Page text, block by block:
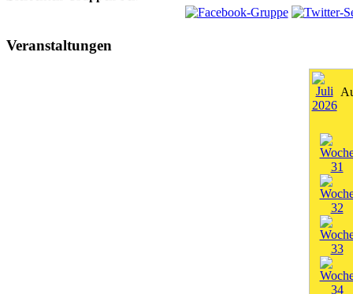
Veranstaltungen